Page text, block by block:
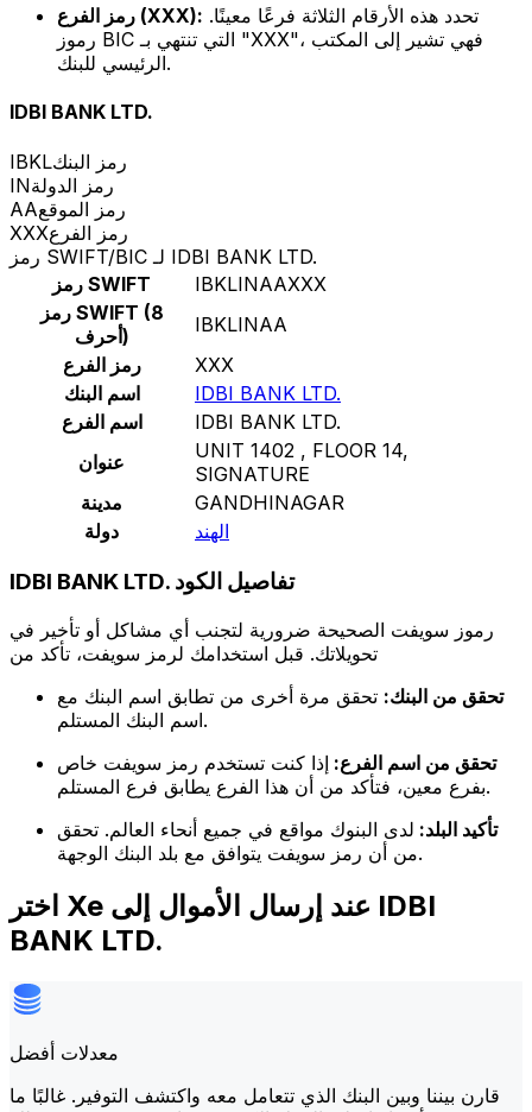
رمز الفرع (XXX):
رموز BIC التي تنتهي بـ "XXX"، فهي تشير إلى المكتب
الرئيسي للبنك.
IDBI BANK LTD.
IBKLرمز البنك
INرمز الدولة
AAرمز الموقع
XXXرمز الفرع
رمز SWIFT/BIC لـ IDBI BANK LTD.
رمز SWIFT
IBKLINAAXXX
رمز SWIFT (8
أحرف)
IBKLINAA
رمز الفرع
XXX
اسم البنك
IDBI BANK LTD.
اسم الفرع
IDBI BANK LTD.
عنوان
UNIT 1402 , FLOOR 14,
SIGNATURE
مدينة
GANDHINAGAR
دولة
الهند
IDBI BANK LTD. تفاصيل الكود
رموز سويفت الصحيحة ضرورية لتجنب أي مشاكل أو تأخير في
تحويلاتك. قبل استخدامك لرمز سويفت، تأكد من
تحقق من البنك: تحقق مرة أخرى من تطابق اسم البنك مع
اسم البنك المستلم.
تحقق من اسم الفرع: إذا كنت تستخدم رمز سويفت خاص
بفرع معين، فتأكد من أن هذا الفرع يطابق فرع المستلم.
تأكيد البلد: لدى البنوك مواقع في جميع أنحاء العالم. تحقق
من أن رمز سويفت يتوافق مع بلد البنك الوجهة.
اختر Xe عند إرسال الأموال إلى IDBI
BANK LTD.
معدلات أفضل
قارن بيننا وبين البنك الذي تتعامل معه واكتشف التوفير. غالبًا ما